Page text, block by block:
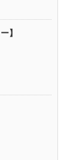
】